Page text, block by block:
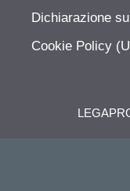
Dichiarazione
Cookie Policy